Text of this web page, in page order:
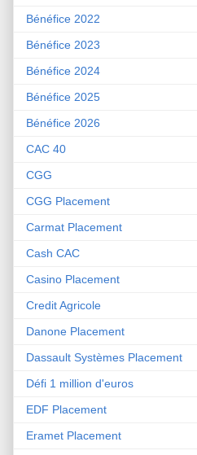
Bénéfice 2022
Bénéfice 2023
Bénéfice 2024
Bénéfice 2025
Bénéfice 2026
CAC 40
CGG
CGG Placement
Carmat Placement
Cash CAC
Casino Placement
Credit Agricole
Danone Placement
Dassault Systèmes Placement
Défi 1 million d'euros
EDF Placement
Eramet Placement